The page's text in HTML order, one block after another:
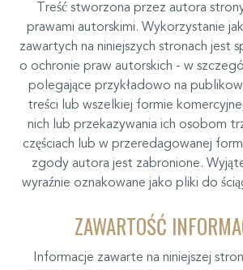
Treść stworzona przez autora
prawami autorskimi. Wykorzystanie
zawartych na niniejszych stronach jest
o ochronie praw autorskich - w
polegające przykładowo na
treści lub wszelkiej formie
nich lub przekazywania ich osobom
częściach lub w przeredagowanej
zgody autora jest zabronione.
wyraźnie oznakowane jako pliki do
ZAWARTOŚĆ
Informacje zawarte na niniejszej